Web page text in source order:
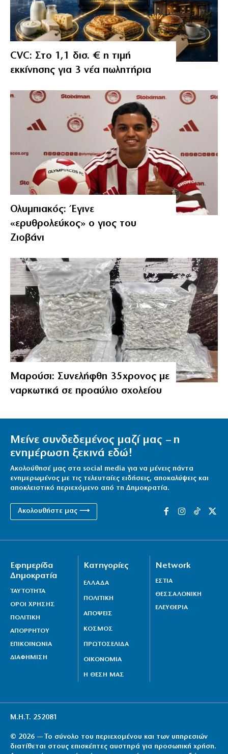
CVC: Στο 1,1 δισ. € η τιμή
εκκίνησης για 3 νέα πωλητήρια
Ολυμπιακός: Έγινε
«ερυθρολεύκος» ο γιος του
Ζιοβάνι
Μαρούσι: Συνελήφθη 35χρονος με
ναρκωτικά σε προαύλιο σχολείου
Μείνε συνδεδεμένος μαζί μας – η
ενημέρωση ξεκινά εδώ!
Ακολούθησέ μας στα social media για να μένεις πάντα
ενημερωμένος με τις τελευταίες ειδήσεις, αποκαλύψεις και
αποκλειστικό περιεχόμενο από τη Δημοκρατία.
Ακολουθήστε μας ⟶
Εφημερίδα
Δημοκρατία
ΤΑΥΤΟΤΗΤΑ
ΟΡΟΙ ΧΡΗΣΗΣ
ΠΟΛΙΤΙΚΗ
ΑΠΟΡΡΗΤΟΥ
ΕΠΙΚΟΙΝΩΝΙΑ
ΔΙΑΦΗΜΙΣΗ
Κατηγορίες
ΕΛΛΑΔΑ
ΠΟΛΙΤΙΚΗ
ΑΠΟΨΕΙΣ
ΚΟΣΜΟΣ
ΠΡΩΤΟΣΕΛΙΔΑ
ΟΙΚΟΝΟΜΙΑ
Η ΘΕΣΗ ΜΑΣ
Network
ΕΣΤΙΑ
ΘΕΣΣΑΛΟΝΙΚΗ
ΕΛΕΥΘΕΡΙΑ
Μ.Η.Τ. 252081
© 2026 — Το σύνολο του περιεχομένου και των υπηρεσιών
διατίθεται στους επισκέπτες αυστηρά για προσωπική χρήση.